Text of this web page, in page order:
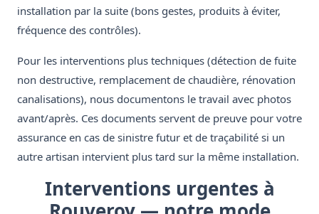
installation par la suite (bons gestes, produits à éviter,
fréquence des contrôles).
Pour les interventions plus techniques (détection de fuite
non destructive, remplacement de chaudière, rénovation
canalisations), nous documentons le travail avec photos
avant/après. Ces documents servent de preuve pour votre
assurance en cas de sinistre futur et de traçabilité si un
autre artisan intervient plus tard sur la même installation.
Interventions urgentes à